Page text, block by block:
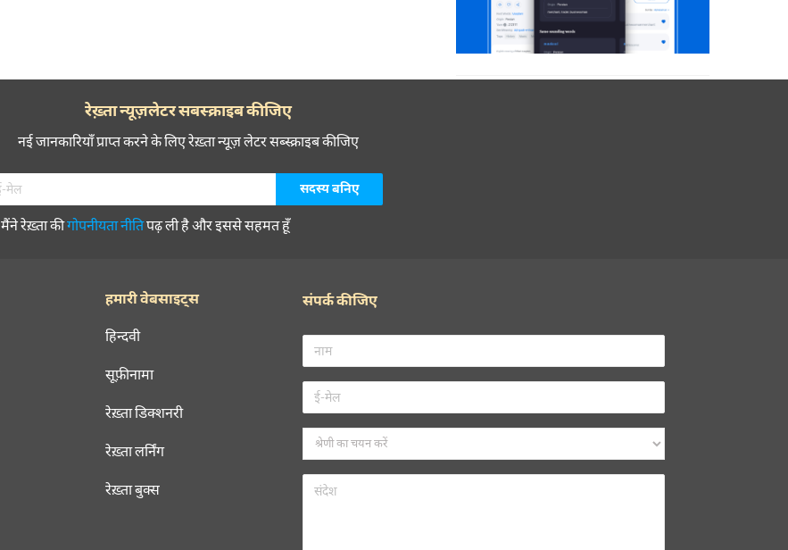
रेख़्ता न्यूज़लेटर सबस्क्राइब कीजिए
नई जानकारियाँ प्राप्त करने के लिए रेख़्ता न्यूज़ लेटर सब्स्क्राइब कीजिए
मैंने रेख़्ता कीगोपनीयता नीतिपढ़ ली है और इससे सहमत हूँ
हमारी वेबसाइट्स
हिन्दवी
सूफ़ीनामा
रेख़्ता डिक्शनरी
रेख़्ता लर्निंग
रेख़्ता बुक्स
संपर्क कीजिए